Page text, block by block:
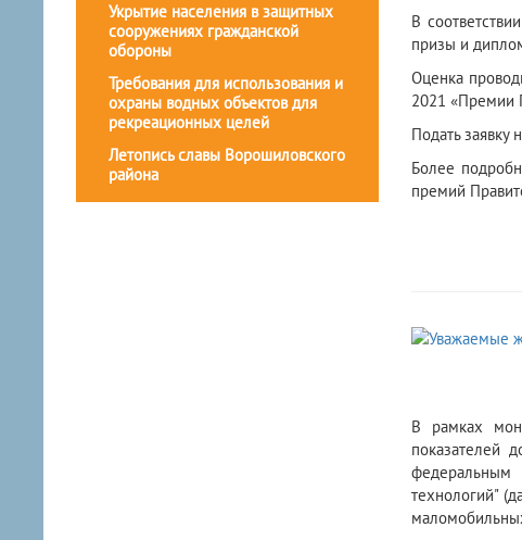
Укрытие населения в защитных
сооружениях гражданской
обороны
Требования для использования и
охраны водных объектов для
рекреационных целей
Летопись славы Ворошиловского
района
В
призы и
Оценка
2021 «Премии
Подать заявку
Более
премий
В рамках
показателей
федеральным
технологий"